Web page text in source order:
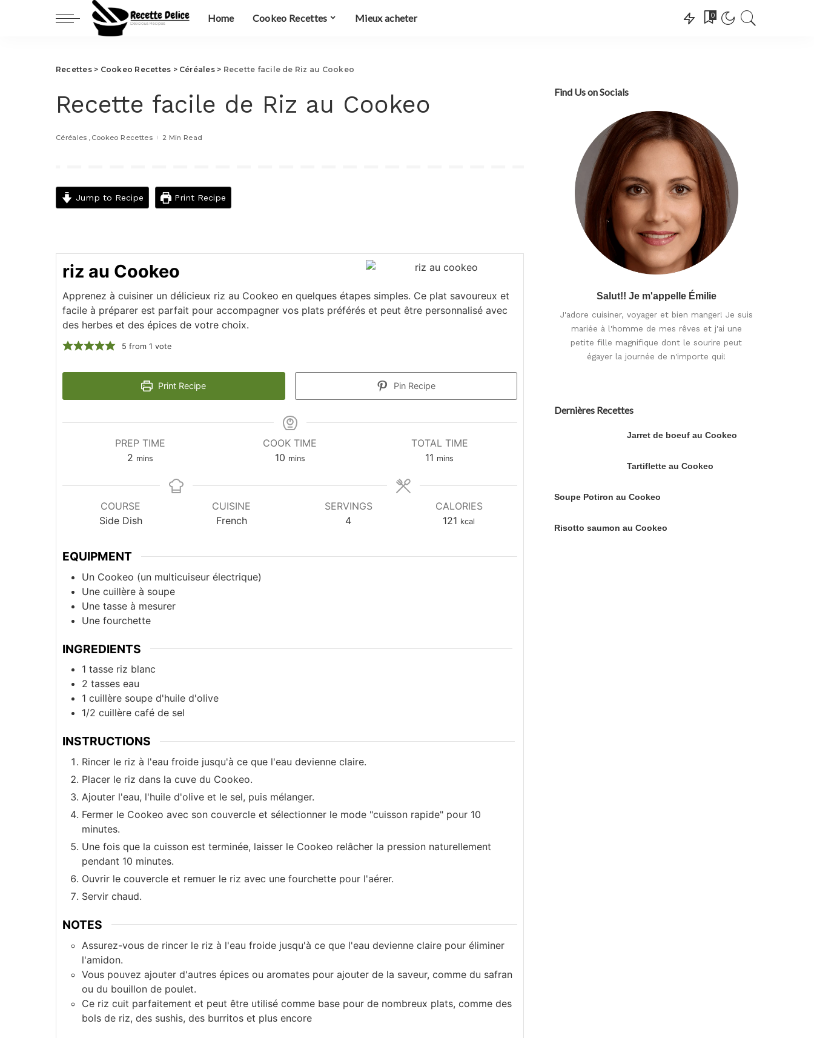
Home Cookeo Recettes
Légumes
Poisson
Mieux acheter 0
Bœuf
Poisson
Recettes> Cookeo Recettes > Céréales> Recette facile de Riz au Cookeo
Recette facile de Riz au Cookeo
Céréales Cookeo Recettes 2 Min Read
Jump to Recipe Print Recipe
riz au Cookeo
Apprenez à cuisiner un délicieux riz au Cookeo en quelques étapes simples. Ce plat savoureux et
facile à préparer est parfait pour accompagner vos plats préférés et peut être personnalisé avec
des herbes et des épices de votre choix.
5 from 1 vote
Print Recipe Pin Recipe
PREP TIME
2 minutes
mins
COOK TIME
10minutes
mins
TOTAL TIME
11 minutes
mins
COURSE
Side Dish
CUISINE
French
SERVINGS
4
CALORIES
121 kcal
EQUIPMENT
Un Cookeo (un multicuiseur électrique)
Une cuillère à soupe
Une tasse à mesurer
Une fourchette
INGREDIENTS
1 tasse riz blanc
2 tasses eau
1 cuillère soupe d'huile d'olive
1/2 cuillère café de sel
INSTRUCTIONS
Rincer le riz à l'eau froide jusqu'à ce que l'eau devienne claire.
Placer le riz dans la cuve du Cookeo.
Ajouter l'eau, l'huile d'olive et le sel, puis mélanger.
Fermer le Cookeo avec son couvercle et sélectionner le mode "cuisson rapide" pour 10
minutes.
Une fois que la cuisson est terminée, laisser le Cookeo relâcher la pression naturellement
pendant 10 minutes.
Ouvrir le couvercle et remuer le riz avec une fourchette pour l'aérer.
Servir chaud.
NOTES
Assurez-vous de rincer le riz à l'eau froide jusqu'à ce que l'eau devienne claire pour éliminer
l'amidon.
Vous pouvez ajouter d'autres épices ou aromates pour ajouter de la saveur, comme du safran
ou du bouillon de poulet.
Ce riz cuit parfaitement et peut être utilisé comme base pour de nombreux plats, comme des
bols de riz, des sushis, des burritos et plus encore
Find Us on Socials
Salut!! Je m'appelle Émilie
J'adore cuisiner, voyager et bien manger! Je suis
mariée à l'homme de mes rêves et j'ai une
petite fille magnifique dont le sourire peut
égayer la journée de n'importe qui!
Dernières Recettes
Jarret de boeuf au Cookeo
Tartiflette au Cookeo
Soupe Potiron au Cookeo
Risotto saumon au Cookeo